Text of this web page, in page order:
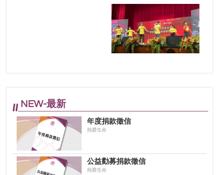
NEW-最新
年度捐款徵信
熱愛生命
公益勸募捐款徵信
熱愛生命